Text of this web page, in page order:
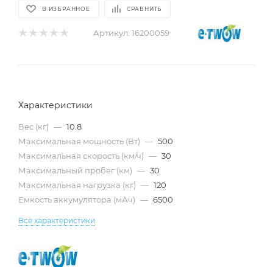
В ИЗБРАННОЕ СРАВНИТЬ
Артикул: 16200059
Характеристики
Вес (кг) — 10.8
Максимальная мощность (Вт) — 500
Максимальная скорость (км/ч) — 30
Максимальный пробег (км) — 30
Максимальная нагрузка (кг) — 120
Емкость аккумулятора (мАч) — 6500
Все характеристики